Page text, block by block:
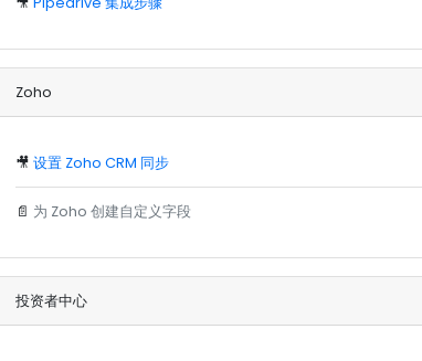
Zoho
🎥设置 Zoho CRM 同步
📄 为 Zoho 创建自定义字段
投资者中心